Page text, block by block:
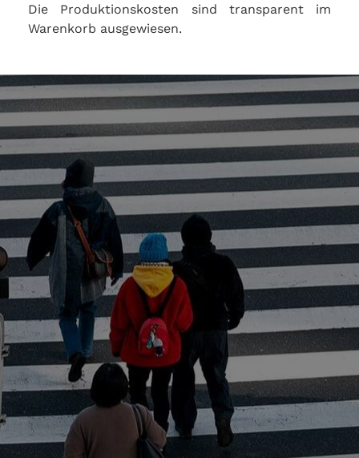
Die Produktionskosten sind transparent im
Warenkorb ausgewiesen.